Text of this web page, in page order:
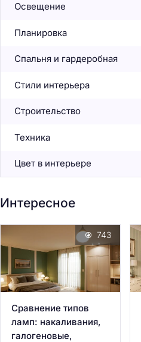
Освещение
Планировка
Спальня и гардеробная
Стили интерьера
Строительство
Техника
Цвет в интерьере
Интересное
Сравнение типов
ламп: накаливания,
галогеновые,
743